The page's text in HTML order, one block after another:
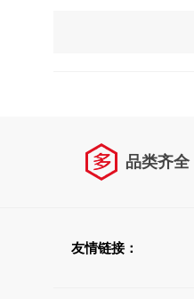
品类齐
友情链接：